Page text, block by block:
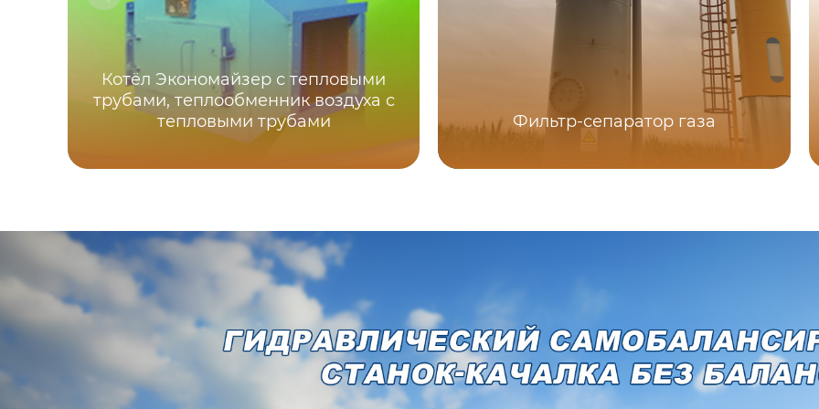
Котёл Экономайзер с тепловыми
трубами, теплообменник воздуха с
тепловыми трубами
Фильтр-сепаратор газа